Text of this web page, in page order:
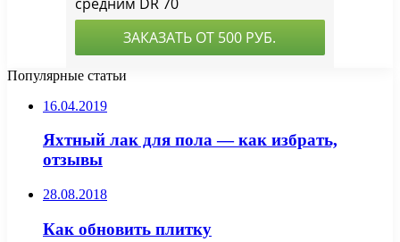
Популярные статьи
16.04.2019
Яхтный лак для пола — как избрать,
отзывы
28.08.2018
Как обновить плитку